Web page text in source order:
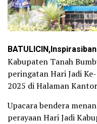
Kabupaten Tanah
peringatan Hari Jadi
2025 di Halaman
Upacara bendera
perayaan Hari Jadi